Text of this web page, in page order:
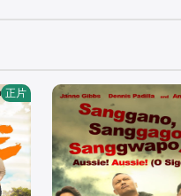
正片